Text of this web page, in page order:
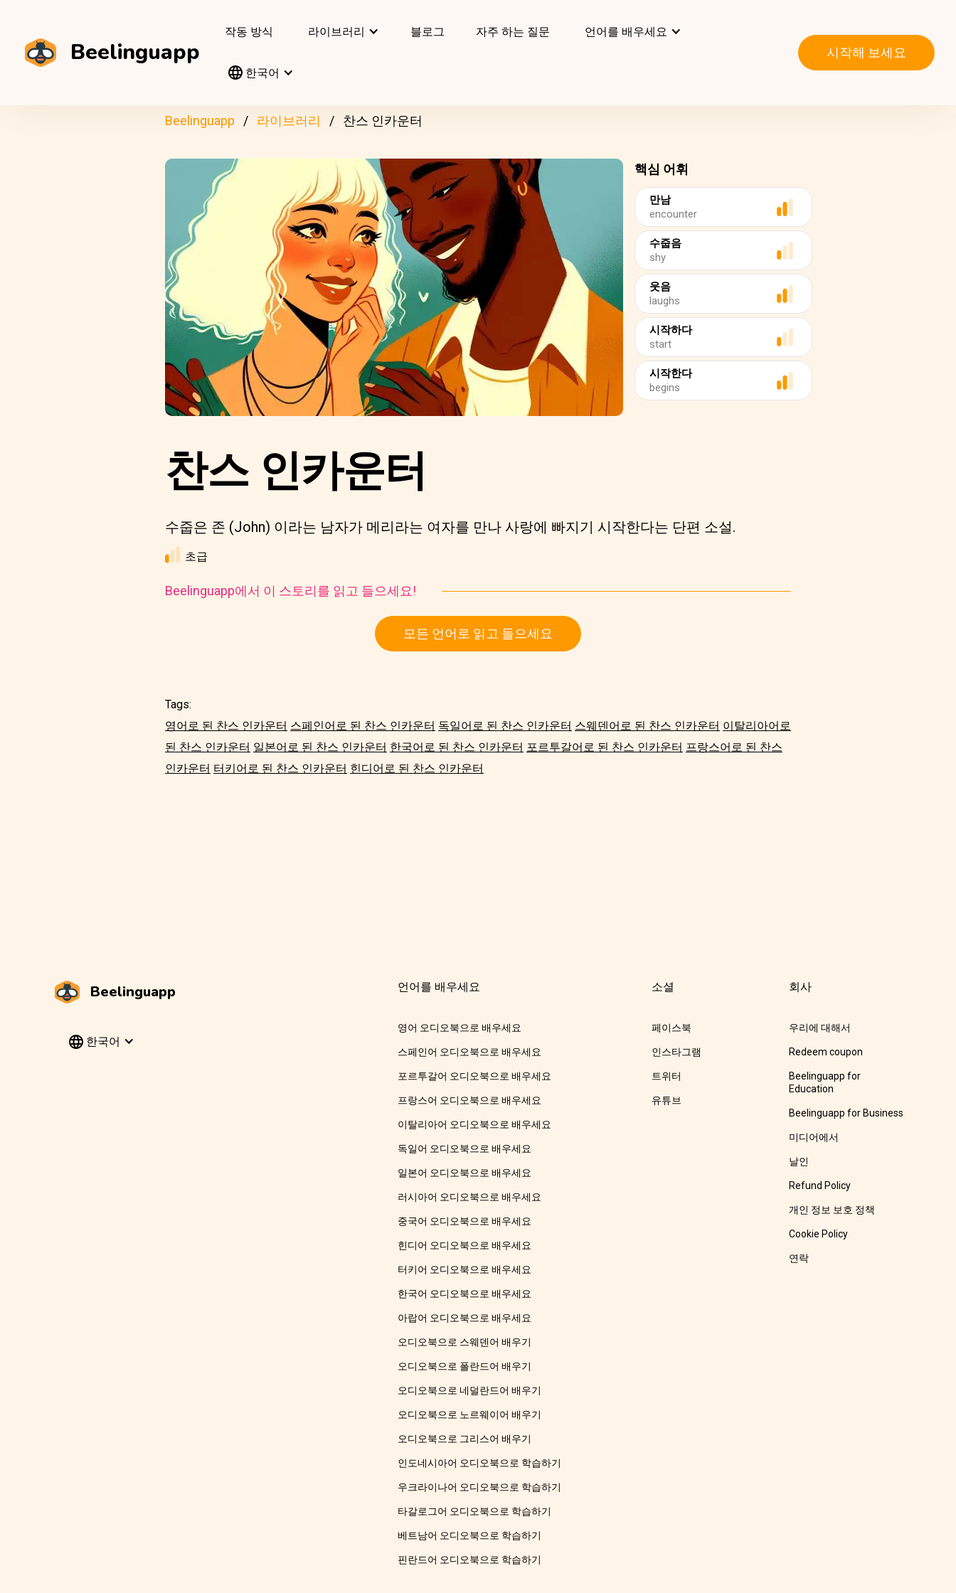
Beelinguapp
작동 방식 라이브러리 블로그 자주 하는 질문 언어를 배우세요
한국어
시작해 보세요
Beelinguapp 라이브러리 찬스 인카운터
핵심 어휘
만남
encounter
수줍음
shy
웃음
laughs
시작하다
start
시작한다
begins
찬스 인카운터
수줍은 존 (John) 이라는 남자가 메리라는 여자를 만나 사랑에 빠지기 시작한다는 단편 소설.
초급
Beelinguapp에서 이 스토리를 읽고 들으세요!
모든 언어로 읽고 들으세요
Tags:
영어로 된 찬스 인카운터 스페인어로 된 찬스 인카운터 독일어로 된 찬스 인카운터 스웨덴어로 된 찬스 인카운터 이탈리아어로
된 찬스 인카운터 일본어로 된 찬스 인카운터 한국어로 된 찬스 인카운터 포르투갈어로 된 찬스 인카운터 프랑스어로 된 찬스
인카운터 터키어로 된 찬스 인카운터 힌디어로 된 찬스 인카운터
Beelinguapp
한국어
언어를 배우세요
영어 오디오북으로 배우세요
스페인어 오디오북으로 배우세요
포르투갈어 오디오북으로 배우세요
프랑스어 오디오북으로 배우세요
이탈리아어 오디오북으로 배우세요
독일어 오디오북으로 배우세요
일본어 오디오북으로 배우세요
러시아어 오디오북으로 배우세요
중국어 오디오북으로 배우세요
힌디어 오디오북으로 배우세요
터키어 오디오북으로 배우세요
한국어 오디오북으로 배우세요
아랍어 오디오북으로 배우세요
오디오북으로 스웨덴어 배우기
오디오북으로 폴란드어 배우기
오디오북으로 네덜란드어 배우기
오디오북으로 노르웨이어 배우기
오디오북으로 그리스어 배우기
인도네시아어 오디오북으로 학습하기
우크라이나어 오디오북으로 학습하기
타갈로그어 오디오북으로 학습하기
베트남어 오디오북으로 학습하기
핀란드어 오디오북으로 학습하기
소셜
페이스북
인스타그램
트위터
유튜브
회사
우리에 대해서
Redeem coupon
Beelinguapp for
Education
Beelinguapp for Business
미디어에서
날인
Refund Policy
개인 정보 보호 정책
Cookie Policy
연락